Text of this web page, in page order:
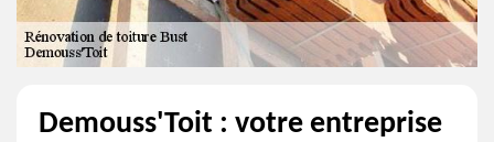
Demouss'Toit : votre entreprise